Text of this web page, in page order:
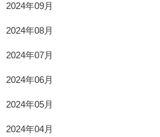
2024年09月
2024年08月
2024年07月
2024年06月
2024年05月
2024年04月